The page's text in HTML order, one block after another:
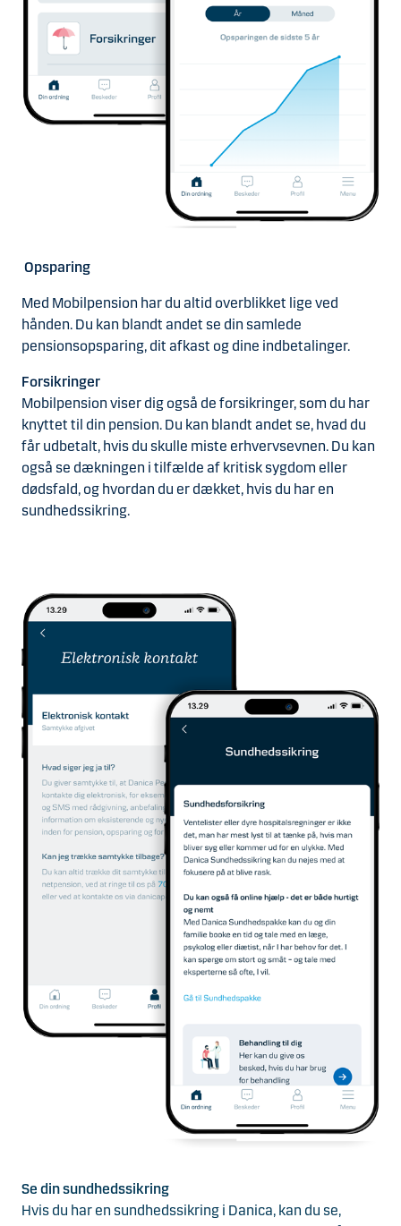
Opsparing
Med Mobilpension har du altid overblikket lige ved
hånden. Du kan blandt andet se din samlede
pensionsopsparing, dit afkast og dine indbetalinger.
Forsikringer
Mobilpension viser dig også de forsikringer, som du har
knyttet til din pension. Du kan blandt andet se, hvad du
får udbetalt, hvis du skulle miste erhvervsevnen. Du kan
også se dækningen i tilfælde af kritisk sygdom eller
dødsfald, og hvordan du er dækket, hvis du har en
sundhedssikring.
Se din sundhedssikring
Hvis du har en sundhedssikring i Danica, kan du se,